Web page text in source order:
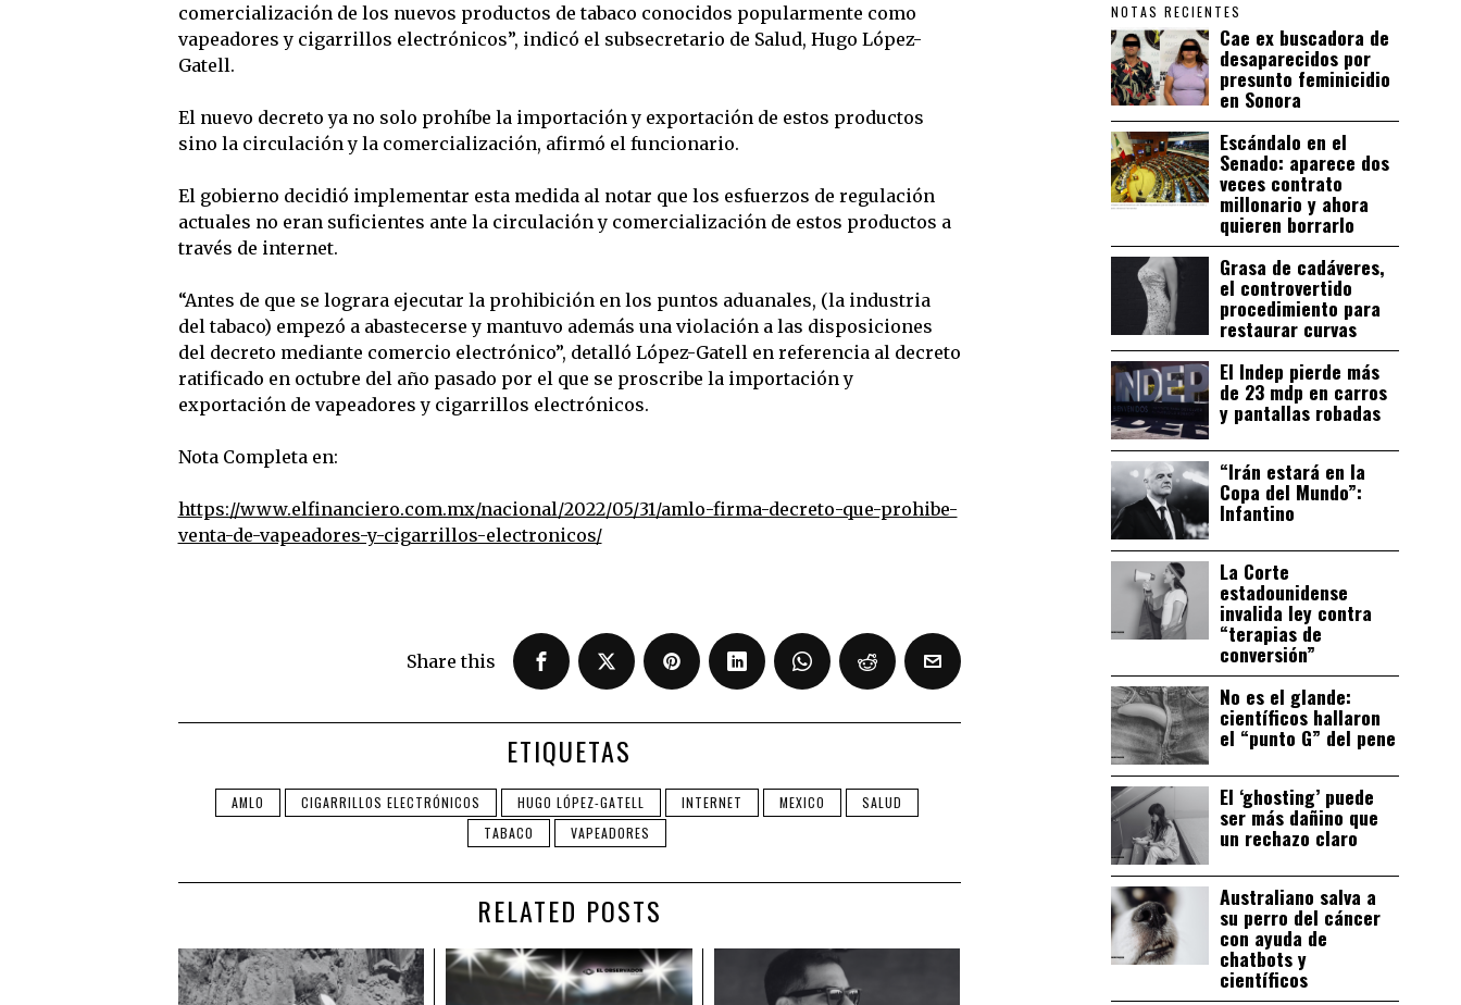
comercialización de los nuevos productos de tabaco conocidos popularmente como
vapeadores y cigarrillos electrónicos”, indicó el subsecretario de Salud, Hugo López-
Gatell.
El nuevo decreto ya no solo prohíbe la importación y exportación de estos productos
sino la circulación y la comercialización, afirmó el funcionario.
El gobierno decidió implementar esta medida al notar que los esfuerzos de regulación
actuales no eran suficientes ante la circulación y comercialización de estos productos a
través de internet.
“Antes de que se lograra ejecutar la prohibición en los puntos aduanales, (la industria
del tabaco) empezó a abastecerse y mantuvo además una violación a las disposiciones
del decreto mediante comercio electrónico”, detalló López-Gatell en referencia al decreto
ratificado en octubre del año pasado por el que se proscribe la importación y
exportación de vapeadores y cigarrillos electrónicos.
Nota Completa en:
https://www.elfinanciero.com.mx/nacional/2022/05/31/amlo-firma-decreto-que-prohibe-
venta-de-vapeadores-y-cigarrillos-electronicos/
Share this
ETIQUETAS
AMLO CIGARRILLOS ELECTRÓNICOS HUGO LÓPEZ-GATELL INTERNET MEXICO
SALUD
TABACO
VAPEADORES
RELATED POSTS
NOTAS RECIENTES
Cae ex buscadora de
desaparecidos por
presunto feminicidio
en Sonora
Escándalo en el
Senado: aparece dos
veces contrato
millonario y ahora
quieren borrarlo
Grasa de cadáveres,
el controvertido
procedimiento para
restaurar curvas
El Indep pierde más
de 23 mdp en carros
y pantallas robadas
“Irán estará en la
Copa del Mundo”:
Infantino
La Corte
estadounidense
invalida ley contra
“terapias de
conversión”
No es el glande:
científicos hallaron
el “punto G” del pene
El ‘ghosting’ puede
ser más dañino que
un rechazo claro
Australiano salva a
su perro del cáncer
con ayuda de
chatbots y
científicos